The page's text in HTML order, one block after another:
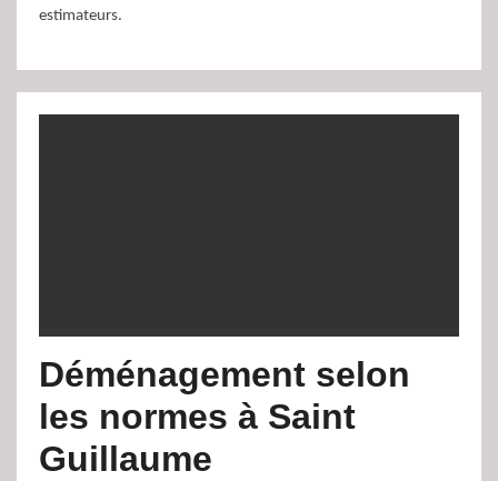
estimateurs.
Déménagement selon
les normes à Saint
Guillaume